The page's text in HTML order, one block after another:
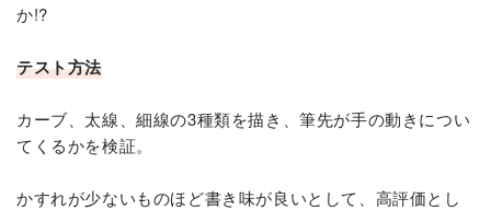
か!?
テスト方法
カーブ、太線、細線の3種類を描き、筆先が手の動きについ
てくるかを検証。
かすれが少ないものほど書き味が良いとして、高評価とし